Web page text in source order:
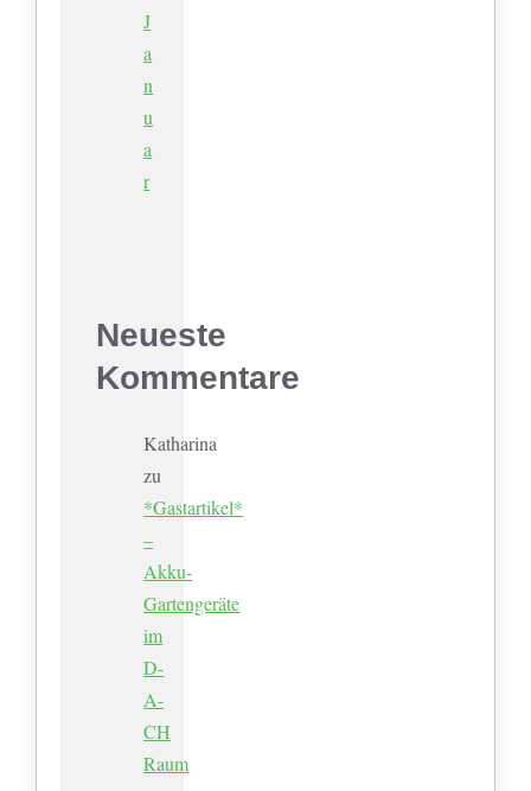
J
a
n
u
a
r
Neueste
Kommentare
Katharina
zu
*Gastartikel*
–
Akku-
Gartengeräte
im
D-
A-
CH
Raum